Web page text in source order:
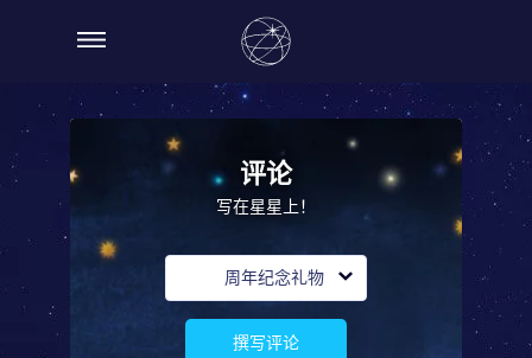
评论
写在星星上！
周年纪念礼物
撰写评论